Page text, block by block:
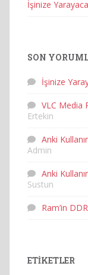
İşinize
SON
İşinize
VLC Media
Ertekin
Anki
Admin
Anki
Sustun
Ram’in
ETIKETLER